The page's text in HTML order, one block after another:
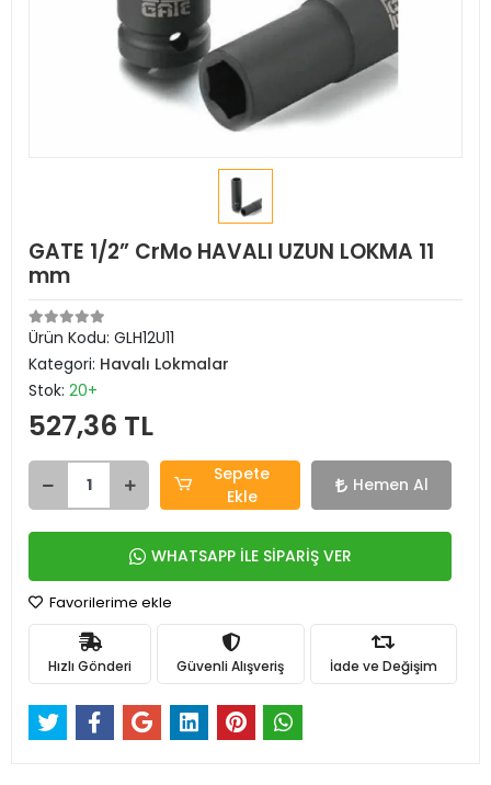
GATE 1/2” CrMo HAVALI UZUN LOKMA 11
mm
Ürün Kodu: GLH12U11
Kategori: Havalı Lokmalar
Stok: 20+
527,36 TL
Sepete
Ekle
Hemen Al
WHATSAPP İLE SİPARİŞ VER
Favorilerime ekle
Hızlı Gönderi Güvenli Alışveriş İade ve Değişim